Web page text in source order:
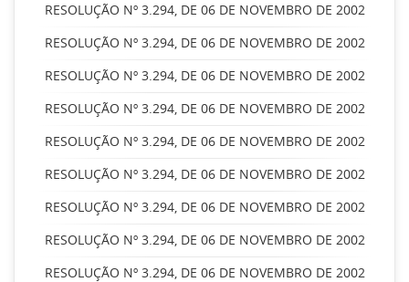
RESOLUÇÃO Nº 3.294, DE 06 DE NOVEMBRO DE 2002
RESOLUÇÃO Nº 3.294, DE 06 DE NOVEMBRO DE 2002
RESOLUÇÃO Nº 3.294, DE 06 DE NOVEMBRO DE 2002
RESOLUÇÃO Nº 3.294, DE 06 DE NOVEMBRO DE 2002
RESOLUÇÃO Nº 3.294, DE 06 DE NOVEMBRO DE 2002
RESOLUÇÃO Nº 3.294, DE 06 DE NOVEMBRO DE 2002
RESOLUÇÃO Nº 3.294, DE 06 DE NOVEMBRO DE 2002
RESOLUÇÃO Nº 3.294, DE 06 DE NOVEMBRO DE 2002
RESOLUÇÃO Nº 3.294, DE 06 DE NOVEMBRO DE 2002